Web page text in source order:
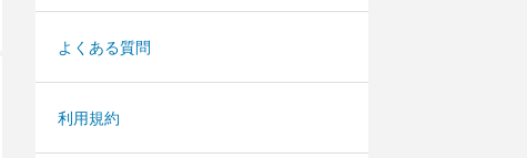
よくある質問
利用規約